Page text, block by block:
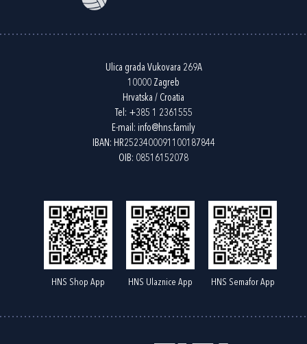
Ulica grada Vukovara 269A
10000 Zagreb
Hrvatska / Croatia
Tel: +385 1 2361555
E-mail: info@hns.family
IBAN: HR2523400091100187844
OIB: 08516152078
HNS Shop App HNS Ulaznice App HNS Semafor App